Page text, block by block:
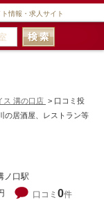
情報・求人サイト
ス 溝の口店 > 口コミ投
居酒屋、レストラン等
ノ口駅
口コミ 0件